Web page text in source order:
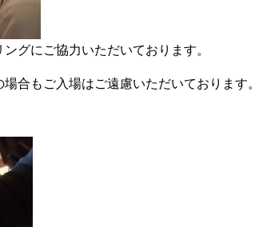
グにご協力いただいております。
合もご入場はご遠慮いただいております。